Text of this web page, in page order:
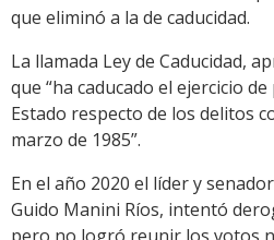
que eliminó a la de caducidad.
La llamada Ley de Caducidad,
que “ha caducado el ejercicio
Estado respecto de los delitos
marzo de 1985”.
En el año 2020 el líder y
Guido Manini Ríos, intentó